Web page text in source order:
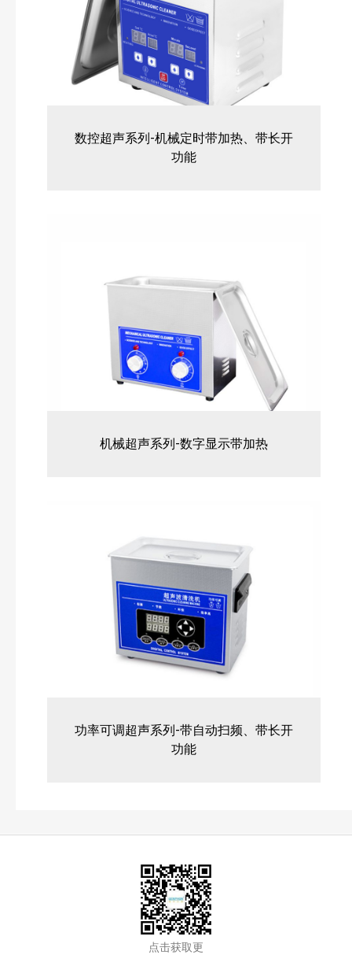
数控超声系列-机械定时带加热、带长开
功能
机械超声系列-数字显示带加热
功率可调超声系列-带自动扫频、带长开
功能
点击获取更